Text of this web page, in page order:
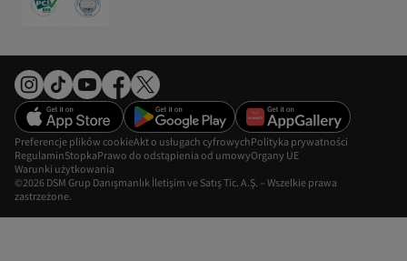
©2026 DSM Grup Danışmanlık İletişim ve Satış Tic. A.Ş. – Wszelkie prawa
zastrzeżone.
Preferencje plików cookieAkt o usługach cyfrowychPolityka prywatności
RegulaminStopkaPrawo do odstąpienia od umowyOrgany UE
Warunki użytkowania